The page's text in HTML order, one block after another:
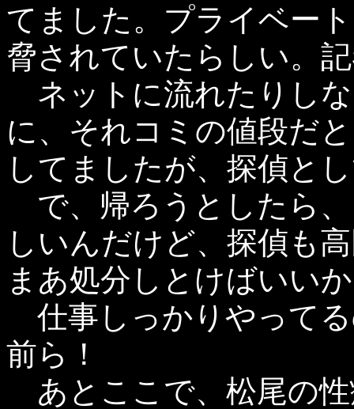
てました。プライベー
脅されていたらしい。
ネットに流れたりし
に、それコミの値段だ
してましたが、探偵と
で、帰ろうとしたら
しいんだけど、探偵も
まあ処分しとけばいい
仕事しっかりやって
前ら！
あとここで、松尾の